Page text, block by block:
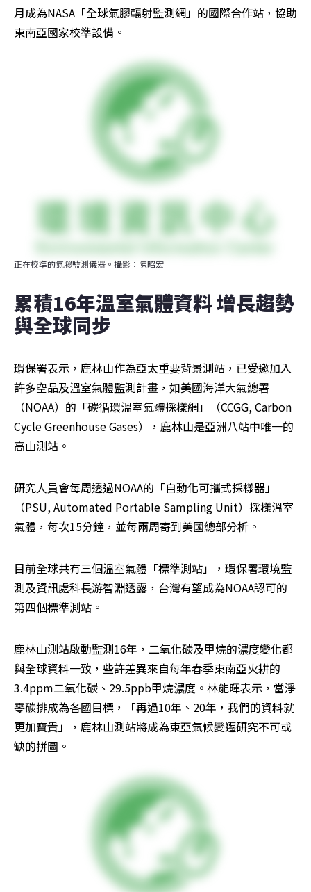
月成為NASA「全球氣膠輻射監測網」的國際合作站，協助
東南亞國家校準設備。
正在校準的氣膠監測儀器。攝影：陳昭宏
累積16年溫室氣體資料 增長趨勢
與全球同步
環保署表示，鹿林山作為亞太重要背景測站，已受邀加入
許多空品及溫室氣體監測計畫，如美國海洋大氣總署
（NOAA）的「碳循環溫室氣體採樣網」（CCGG, Carbon
Cycle Greenhouse Gases），鹿林山是亞洲八站中唯一的
高山測站。
研究人員會每周透過NOAA的「自動化可攜式採樣器」
（PSU, Automated Portable Sampling Unit）採樣溫室
氣體，每次15分鐘，並每兩周寄到美國總部分析。
目前全球共有三個溫室氣體「標準測站」，環保署環境監
測及資訊處科長游智淵透露，台灣有望成為NOAA認可的
第四個標準測站。
鹿林山測站啟動監測16年，二氧化碳及甲烷的濃度變化都
與全球資料一致，些許差異來自每年春季東南亞火耕的
3.4ppm二氧化碳、29.5ppb甲烷濃度。林能暉表示，當淨
零碳排成為各國目標，「再過10年、20年，我們的資料就
更加寶貴」，鹿林山測站將成為東亞氣候變遷研究不可或
缺的拼圖。